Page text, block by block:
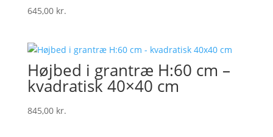
645,00 kr.
Højbed i grantræ H:60 cm –
kvadratisk 40×40 cm
845,00 kr.